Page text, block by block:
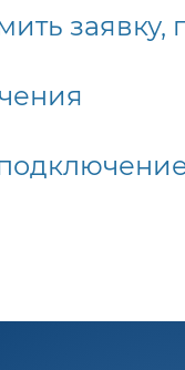
заявку,